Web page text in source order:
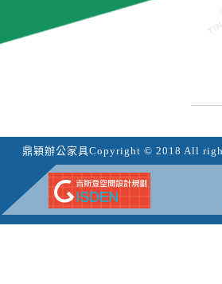
鼎穎辦公家具Copyright © 2018 All